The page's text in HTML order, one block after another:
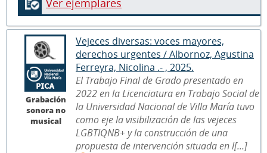
Ver ejemplares
Grabación
sonora no
musical
Vejeces diversas: voces mayores,
derechos urgentes / Albornoz, Agustina
Ferreyra, Nicolina .- , 2025.
El Trabajo Final de Grado presentado en
2022 en la Licenciatura en Trabajo Social de
la Universidad Nacional de Villa María tuvo
como eje la visibilización de las vejeces
LGBTIQNB+ y la construcción de una
propuesta de intervención situada en l[...]